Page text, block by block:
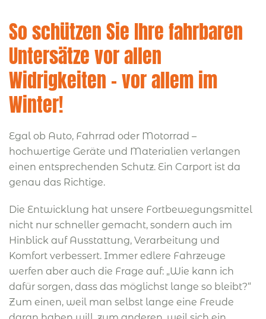
So schützen Sie Ihre fahrbaren
Untersätze vor allen
Widrigkeiten – vor allem im
Winter!
Egal ob Auto, Fahrrad oder Motorrad –
hochwertige Geräte und Materialien verlangen
einen entsprechenden Schutz. Ein Carport ist da
genau das Richtige.
Die Entwicklung hat unsere Fortbewegungsmittel
nicht nur schneller gemacht, sondern auch im
Hinblick auf Ausstattung, Verarbeitung und
Komfort verbessert. Immer edlere Fahrzeuge
werfen aber auch die Frage auf: „Wie kann ich
dafür sorgen, dass das möglichst lange so bleibt?“
Zum einen, weil man selbst lange eine Freude